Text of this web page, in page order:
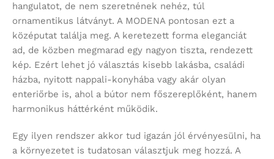
hangulatot, de nem szeretnének nehéz, túl
ornamentikus látványt. A MODENA pontosan ezt a
középutat találja meg. A keretezett forma eleganciát
ad, de közben megmarad egy nagyon tiszta, rendezett
kép. Ezért lehet jó választás kisebb lakásba, családi
házba, nyitott nappali-konyhába vagy akár olyan
enteriőrbe is, ahol a bútor nem főszereplőként, hanem
harmonikus háttérként működik.
Egy ilyen rendszer akkor tud igazán jól érvényesülni, ha
a környezetet is tudatosan választjuk meg hozzá. A